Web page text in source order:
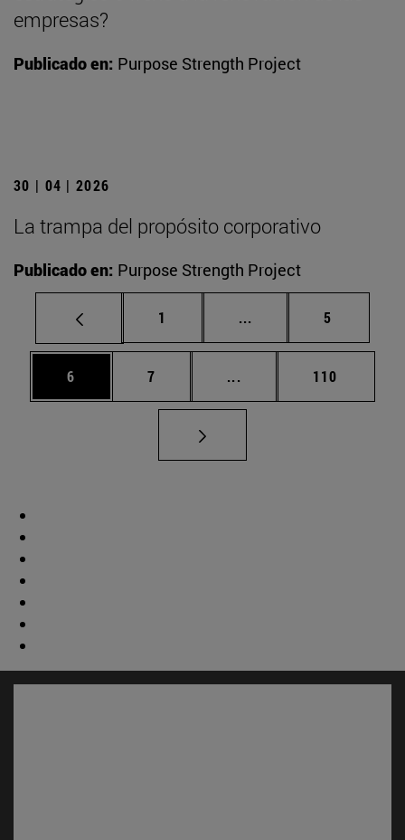
empresas?
Publicado en: Purpose Strength Project
30 | 04 | 2026
La trampa del propósito corporativo
Publicado en: Purpose Strength Project
Página
1 ... Páginas intermedias
Página
5
Página
6 Página
7 ... Páginas intermedias
Página
110